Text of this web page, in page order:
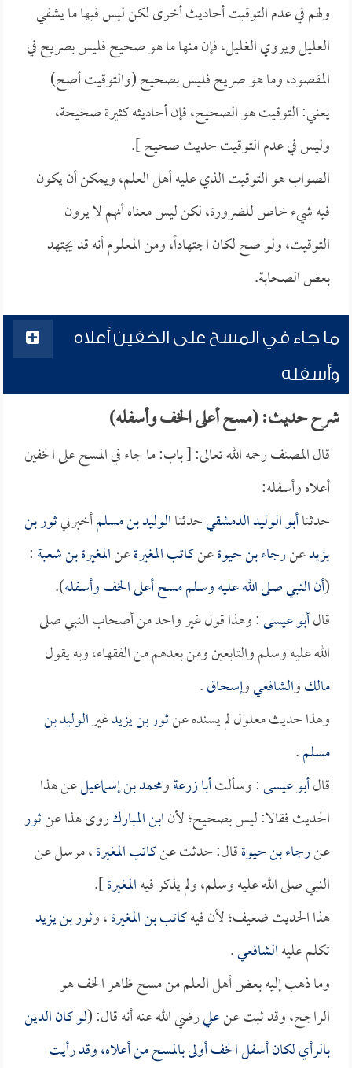
ولهم في عدم التوقيت أحاديث أخرى لكن ليس فيها ما يشفي
العليل ويروي الغليل، فإن منها ما هو صحيح فليس بصريح في
المقصود، وما هو صريح فليس بصحيح (والتوقيت أصح)
يعني: التوقيت هو الصحيح، فإن أحاديثه كثيرة صحيحة،
وليس في عدم التوقيت حديث صحيح ].
الصواب هو التوقيت الذي عليه أهل العلم، ويمكن أن يكون
فيه شيء خاص للضرورة، لكن ليس معناه أنهم لا يرون
التوقيت، ولو صح لكان اجتهاداً، ومن المعلوم أنه قد يجتهد
بعض الصحابة.
ما جاء في المسح على الخفين أعلاه
وأسفله
شرح حديث: (مسح أعلى الخف وأسفله)
قال المصنف رحمه الله تعالى: [ باب: ما جاء في المسح على الخفين
أعلاه وأسفله:
حدثناأبو الوليد الدمشقيحدثناالوليد بن مسلمأخبرنيثور بن
يزيدعنرجاء بن حيوةعنكاتب المغيرةعنالمغيرة بن شعبة:
(أن النبي صلى الله عليه وسلم مسح أعلى الخف وأسفله).
قالأبو عيسى: وهذا قول غير واحد من أصحاب النبي صلى
الله عليه وسلم والتابعين ومن بعدهم من الفقهاء، وبه يقول
مالكوالشافعيوإسحاق.
وهذا حديث معلول لم يسنده عنثور بن يزيدغيرالوليد بن
مسلم.
قالأبو عيسى: وسألتأبا زرعةومحمد بن إسماعيلعن هذا
الحديث فقالا: ليس بصحيح؛ لأنابن المباركروى هذا عنثور
عنرجاء بن حيوةقال: حدثت عنكاتب المغيرة، مرسل عن
النبي صلى الله عليه وسلم، ولم يذكر فيهالمغيرة].
هذا الحديث ضعيف؛ لأن فيهكاتب بن المغيرة، وثور بن يزيد
تكلم عليهالشافعي.
وما ذهب إليه بعض أهل العلم من مسح ظاهر الخف هو
الراجح، وقد ثبت عنعليرضي الله عنه أنه قال: (لو كان الدين
بالرأي لكان أسفل الخف أولى بالمسح من أعلاه، وقد رأيت